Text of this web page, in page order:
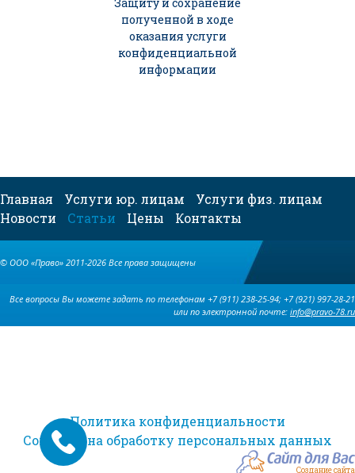
полученной в ходе
оказания услуги
конфиденциальной
информации
Главная Услуги юр. лицам
Услуги физ. лицам
Новости
Статьи Цены Контакты
© ООО «Право» 2011-2026 Все права защищены
Все вопросы Вы можете задать по телефонам +7 (911) 238-25-94; +7 (921) 997-28-21
или по электронной почте: info@pravo-78.ru
Политика конфиденциальности
Согласие на обработку персональных данных
Создание сайта